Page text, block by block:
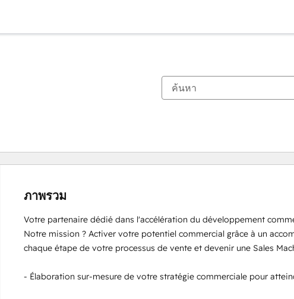
ภาพรวม
Votre partenaire dédié dans l'accélération du développement
Notre mission ? Activer votre potentiel commercial grâce à un
chaque étape de votre processus de vente et devenir une Sales
- Élaboration sur-mesure de votre stratégie commerciale pour